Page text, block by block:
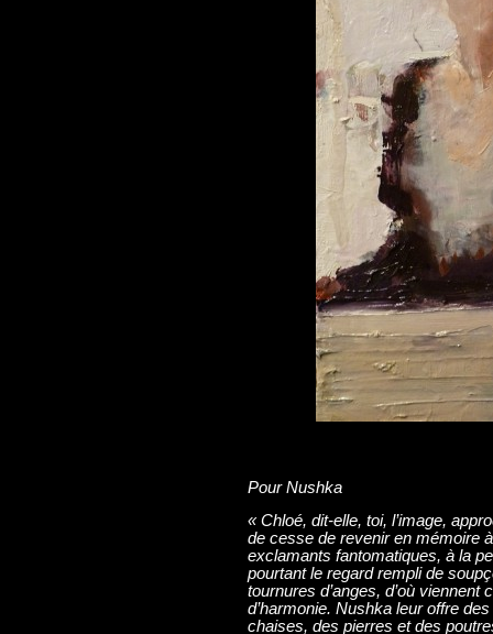
Pour Nushka
« Chloé, dit-elle, toi, l’image,
de cesse de revenir en mémoire
exclamants fantomatiques, à la
pourtant le regard rempli de
tournures d’anges, d’où
d’harmonie. Nushka leur offre
chaises, des pierres et des